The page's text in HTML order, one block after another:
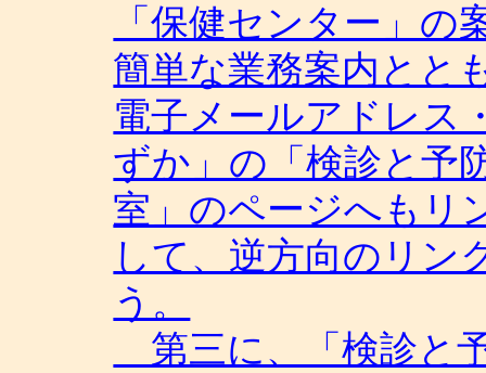
「保健センター」
簡単な業務案内とと
電子メールアドレス
ずか」の「検診と予
室」のページへもリ
して、逆方向のリン
う。
第三に、「検診と